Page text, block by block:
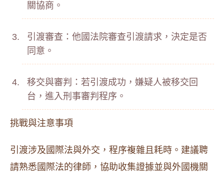
關協商。
引渡審查：他國法院審查引渡請求，決定是否
同意。
移交與審判：若引渡成功，嫌疑人被移交回
台，進入刑事審判程序。
挑戰與注意事項
引渡涉及國際法與外交，程序複雜且耗時。建議聘
請熟悉國際法的律師，協助收集證據並與外國機關